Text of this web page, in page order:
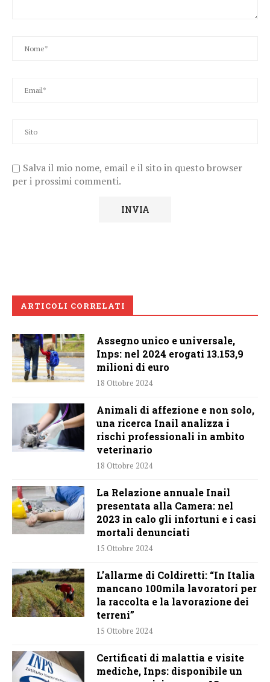
Salva il mio nome, email e il sito in questo browser
per i prossimi commenti.
ARTICOLI CORRELATI
Assegno unico e universale,
Inps: nel 2024 erogati 13.153,9
milioni di euro
18 Ottobre 2024
Animali di affezione e non solo,
una ricerca Inail analizza i
rischi professionali in ambito
veterinario
18 Ottobre 2024
La Relazione annuale Inail
presentata alla Camera: nel
2023 in calo gli infortuni e i casi
mortali denunciati
15 Ottobre 2024
L’allarme di Coldiretti: “In Italia
mancano 100mila lavoratori per
la raccolta e la lavorazione dei
terreni”
15 Ottobre 2024
Certificati di malattia e visite
mediche, Inps: disponibile un